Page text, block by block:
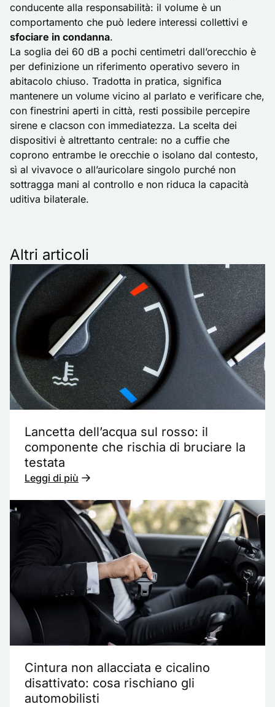
conducente alla responsabilità: il volume è un
comportamento che può ledere interessi collettivi e
sfociare in condanna.
La soglia dei 60 dB a pochi centimetri dall’orecchio è
per definizione un riferimento operativo severo in
abitacolo chiuso. Tradotta in pratica, significa
mantenere un volume vicino al parlato e verificare che,
con finestrini aperti in città, resti possibile percepire
sirene e clacson con immediatezza. La scelta dei
dispositivi è altrettanto centrale: no a cuffie che
coprono entrambe le orecchie o isolano dal contesto,
sì al vivavoce o all’auricolare singolo purché non
sottragga mani al controllo e non riduca la capacità
uditiva bilaterale.
Altri articoli
Lancetta dell’acqua sul rosso: il
componente che rischia di bruciare la
testata
Leggi di più
Cintura non allacciata e cicalino
disattivato: cosa rischiano gli
automobilisti